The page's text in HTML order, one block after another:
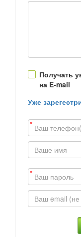
Получать
на E-mail
Уже
*
*